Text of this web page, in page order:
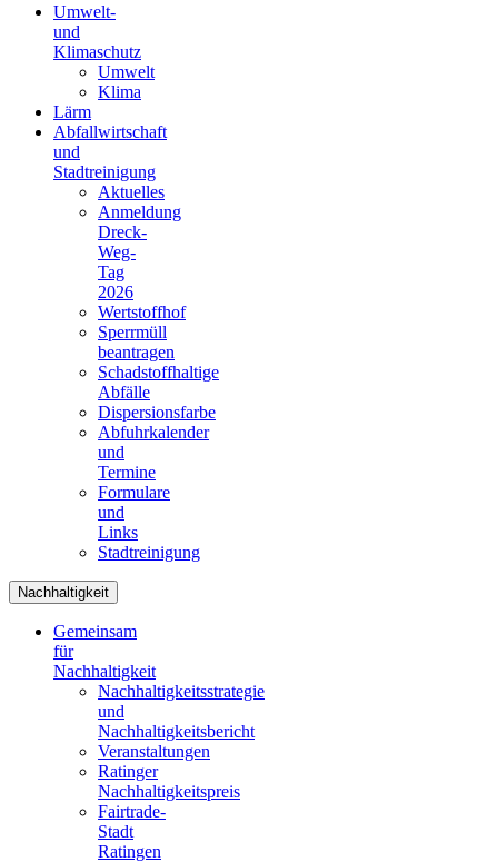
Umwelt-
und
Klimaschutz
Umwelt
Klima
Lärm
Abfallwirtschaft
und
Stadtreinigung
Aktuelles
Anmeldung
Dreck-
Weg-
Tag
2026
Wertstoffhof
Sperrmüll
beantragen
Schadstoffhaltige
Abfälle
Dispersionsfarbe
Abfuhrkalender
und
Termine
Formulare
und
Links
Stadtreinigung
Nachhaltigkeit
Gemeinsam
für
Nachhaltigkeit
Nachhaltigkeitsstrategie
und
Nachhaltigkeitsbericht
Veranstaltungen
Ratinger
Nachhaltigkeitspreis
Fairtrade-
Stadt
Ratingen